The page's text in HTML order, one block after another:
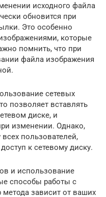
исходного файла
обновится при
Это особенно
которые
помнить, что при
файла изображения
сетевых
позволяет вставлять
диске, и
изменении. Однако,
пользователей,
к сетевому диску.
и использование
способы работы с
зависит от ваших